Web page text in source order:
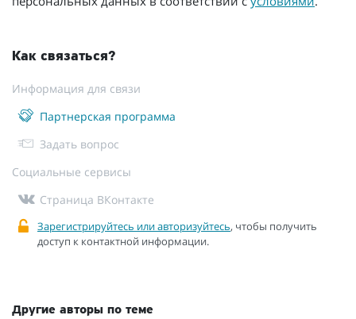
Как связаться?
Информация для связи
Партнерская программа
Задать вопрос
Социальные сервисы
Страница ВКонтакте
Зарегистрируйтесь или авторизуйтесь, чтобы получить
доступ к контактной информации.
Другие авторы по теме